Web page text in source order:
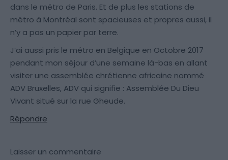
dans le métro de Paris. Et de plus les stations de
métro à Montréal sont spacieuses et propres aussi, il
n’y a pas un papier par terre.
J’ai aussi pris le métro en Belgique en Octobre 2017
pendant mon séjour d’une semaine là-bas en allant
visiter une assemblée chrétienne africaine nommé
ADV Bruxelles, ADV qui signifie : Assemblée Du Dieu
Vivant situé sur la rue Gheude.
Répondre
Laisser un commentaire